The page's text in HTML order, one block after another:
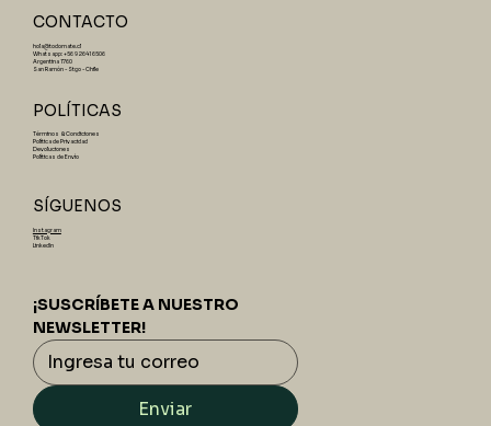
CONTACTO
hola@todomate.cl
Whatsapp: +56 9 2641 6506
Argentina 1760
San Ramón - Stgo - Chile
POLÍTICAS
Términos & Condiciones
Política de Privacidad
Devoluciones
Políticas de Envío
SÍGUENOS
Instagram
TikTok
LinkedIn
¡SUSCRÍBETE A NUESTRO
NEWSLETTER!
Enviar